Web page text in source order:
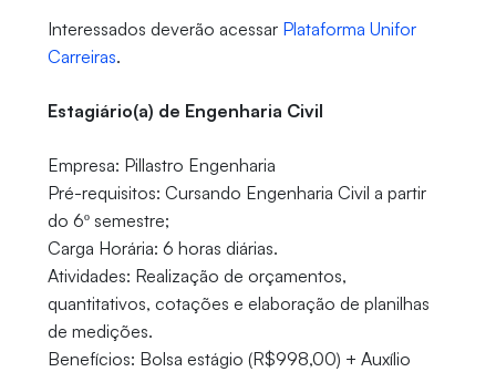
Interessados deverão acessar Plataforma Unifor
Carreiras.
Estagiário(a) de Engenharia Civil
Empresa: Pillastro Engenharia
Pré-requisitos: Cursando Engenharia Civil a partir
do 6º semestre;
Carga Horária: 6 horas diárias.
Atividades: Realização de orçamentos,
quantitativos, cotações e elaboração de planilhas
de medições.
Benefícios: Bolsa estágio (R$998,00) + Auxílio